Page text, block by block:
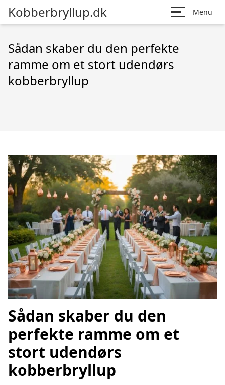
Kobberbryllup.dk Menu
Sådan skaber du den perfekte
ramme om et stort udendørs
kobberbryllup
Sådan skaber du den
perfekte ramme om et
stort udendørs
kobberbryllup